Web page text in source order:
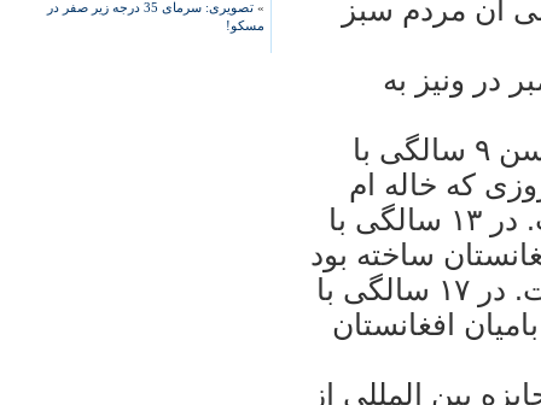
»
تصویری: سرمای 35 درجه زیر صفر در
مسکو!
آن مردم سبز
روز ۱۰ و ۱۱ سپتامبر در ونيز به
حنا مخمباف اکنون ۲۰ سال دارد. او در سن ۹ سالگی با
که خاله ام
مريض بود به فستيوال لوکارنو راه يافت. در ۱۳ سالگی با
ساخته بود
به بخش منتقدين جشنواره ونيز راه يافت. در ۱۷ سالگی با
افغانستان
و سن سباستين رفت و برنده ۲۲جايزه بين المللی از